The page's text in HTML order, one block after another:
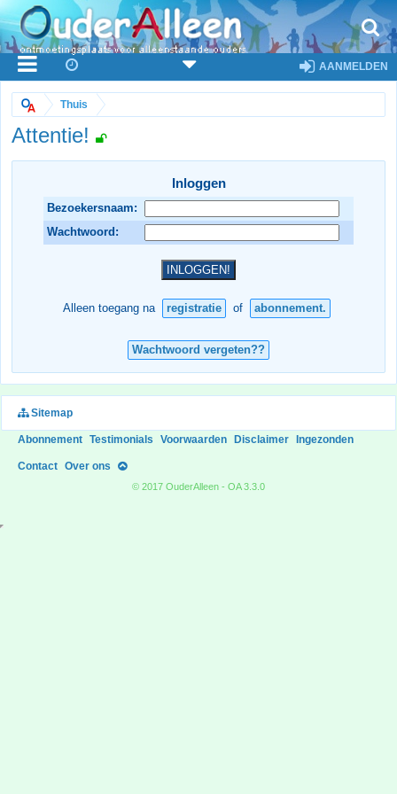
AANMELDEN
Thuis
Attentie!
Inloggen
Bezoekersnaam:
Wachtwoord:
Alleen toegang na registratie of abonnement.
Wachtwoord vergeten??
Sitemap
Abonnement Testimonials Voorwaarden Disclaimer Ingezonden
Contact Over ons
© 2017 OuderAlleen - OA 3.3.0